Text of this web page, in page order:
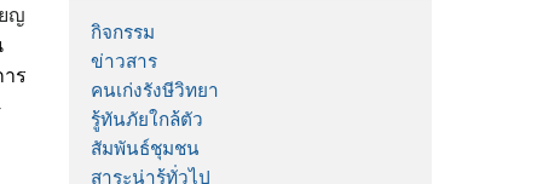
ญ
ร
กิจกรรม
ข่าวสาร
คนเก่งรังษีวิทยา
รู้ทันภัยใกล้ตัว
สัมพันธ์ชุมชน
สาระน่ารู้ทั่วไป